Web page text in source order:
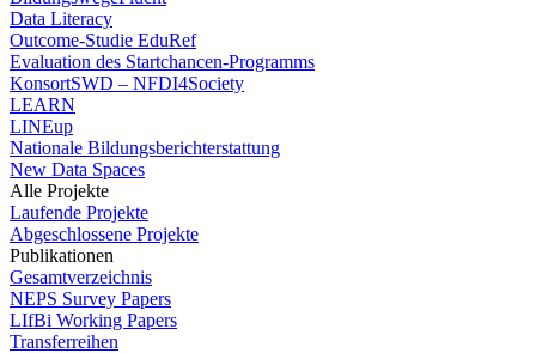
Data Literacy
Outcome-Studie EduRef
Evaluation des Startchancen-Programms
KonsortSWD – NFDI4Society
LEARN
LINEup
Nationale Bildungsberichterstattung
New Data Spaces
Alle Projekte
Laufende Projekte
Abgeschlossene Projekte
Publikationen
Gesamtverzeichnis
NEPS Survey Papers
LIfBi Working Papers
Transferreihen